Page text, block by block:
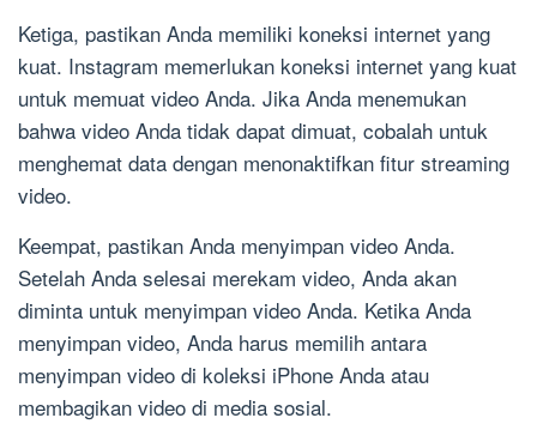
Ketiga, pastikan Anda memiliki koneksi internet yang
kuat. Instagram memerlukan koneksi internet yang kuat
untuk memuat video Anda. Jika Anda menemukan
bahwa video Anda tidak dapat dimuat, cobalah untuk
menghemat data dengan menonaktifkan fitur streaming
video.
Keempat, pastikan Anda menyimpan video Anda.
Setelah Anda selesai merekam video, Anda akan
diminta untuk menyimpan video Anda. Ketika Anda
menyimpan video, Anda harus memilih antara
menyimpan video di koleksi iPhone Anda atau
membagikan video di media sosial.